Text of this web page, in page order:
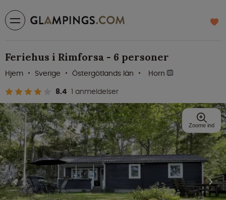
Feriehus i Rimforsa - 6 personer
8.4 1 anmeldelser
Hjem Sverige Östergötlands län Horn
Zoome ind